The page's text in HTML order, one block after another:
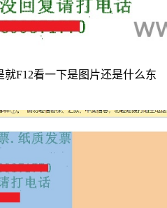
F12看一下是图片还是什么东